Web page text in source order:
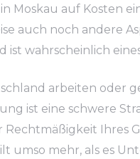
Moskau auf Kosten
auch noch andere
ist wahrscheinlich
arbeiten oder
ist eine schwere
Ihres
umso mehr, als es